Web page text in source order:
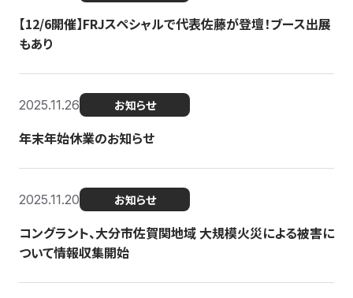
【12/6開催】FRJスペシャルで代表佐藤が登壇！ブース出展
もあり
2025.11.26 お知らせ
年末年始休業のお知らせ
2025.11.20 お知らせ
コングラント、大分市佐賀関地域 大規模火災による被害に
ついて情報収集開始